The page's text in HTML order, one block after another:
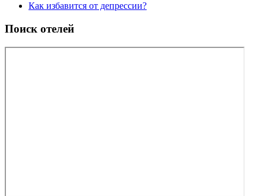
Как избавится от депрессии?
Поиск отелей